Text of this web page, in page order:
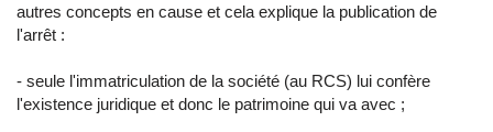
autres concepts en cause et cela explique la publication de
l'arrêt :
- seule l'immatriculation de la société (au RCS) lui confère
l'existence juridique et donc le patrimoine qui va avec ;